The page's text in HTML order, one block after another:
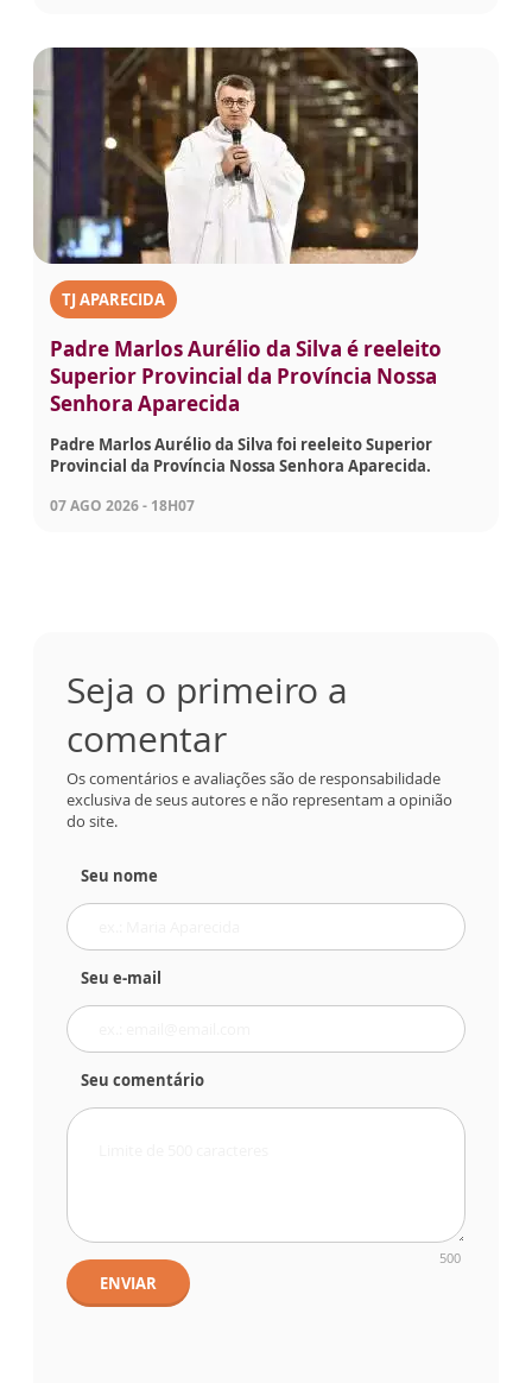
TJ APARECIDA
Padre Marlos Aurélio da Silva é reeleito
Superior Provincial da Província Nossa
Senhora Aparecida
Padre Marlos Aurélio da Silva foi reeleito Superior
Provincial da Província Nossa Senhora Aparecida.
07 AGO 2026 - 18H07
Seja o primeiro a
comentar
Os comentários e avaliações são de responsabilidade
exclusiva de seus autores e não representam a opinião
do site.
Seu nome
Seu e-mail
Seu comentário
500
ENVIAR